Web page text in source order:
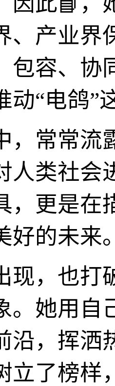
、产业界
包容、协
动“电鸽”
，常常流
人类社会
，更是在
好的未来
现，也打
。她用自
沿，挥洒
立了榜样